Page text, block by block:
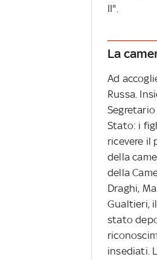
II".
La
Ad
Russa.
Stato: i
ricevere il
della
della
Draghi,
Gualtieri,
stato
insediati.